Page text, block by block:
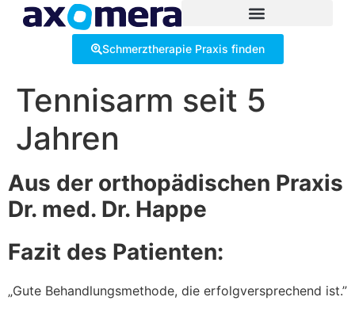
springen
Schmerztherapie Praxis finden
Tennisarm seit 5
Jahren
Aus der orthopädischen Praxis
Dr. med. Dr. Happe
Fazit des Patienten:
„Gute Behandlungsmethode, die erfolgversprechend ist.”